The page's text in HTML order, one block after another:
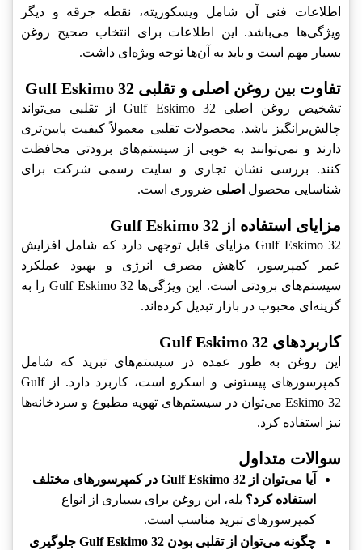
اطلاعات فنی آن شامل ویسکوزیته، نقطه جرقه و دیگر
ویژگی‌ها می‌باشد. این اطلاعات برای انتخاب صحیح روغن
بسیار مهم است و باید به آن‌ها توجه ویژه‌ای داشت.
تفاوت بین روغن اصلی و تقلبی Gulf Eskimo 32
تشخیص روغن اصلی Gulf Eskimo 32 از تقلبی می‌تواند
چالش‌برانگیز باشد. محصولات تقلبی معمولاً کیفیت پایین‌تری
دارند و نمی‌توانند به خوبی از سیستم‌های برودتی محافظت
کنند. بررسی نشان تجاری و سایت رسمی شرکت برای
شناسایی محصول اصلی ضروری است.
مزایای استفاده از Gulf Eskimo 32
Gulf Eskimo 32 مزایای قابل توجهی دارد که شامل افزایش
عمر کمپرسور، کاهش مصرف انرژی و بهبود عملکرد
سیستم‌های برودتی است. این ویژگی‌ها Gulf Eskimo 32 را به
گزینه‌ای محبوب در بازار تبدیل کرده‌اند.
کاربردهای Gulf Eskimo 32
این روغن به طور عمده در سیستم‌های تبرید که شامل
کمپرسورهای پیستونی و اسکرو است، کاربرد دارد. از Gulf
Eskimo 32 می‌توان در سیستم‌های تهویه مطبوع و سردخانه‌ها
نیز استفاده کرد.
سوالات متداول
آیا می‌توان از Gulf Eskimo 32 در کمپرسورهای مختلف
استفاده کرد؟ بله، این روغن برای بسیاری از انواع
کمپرسورهای تبرید مناسب است.
چگونه می‌توان از تقلبی بودن Gulf Eskimo 32 جلوگیری